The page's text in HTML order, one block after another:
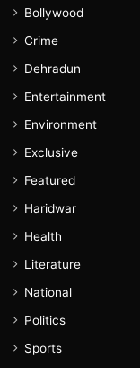
Bollywood
Crime
Dehradun
Entertainment
Environment
Exclusive
Featured
Haridwar
Health
Literature
National
Politics
Sports